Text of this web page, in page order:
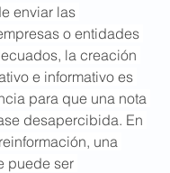
enviar las
o entidades
la creación
e informativo es
para que una nota
desapercibida. En
una
puede ser